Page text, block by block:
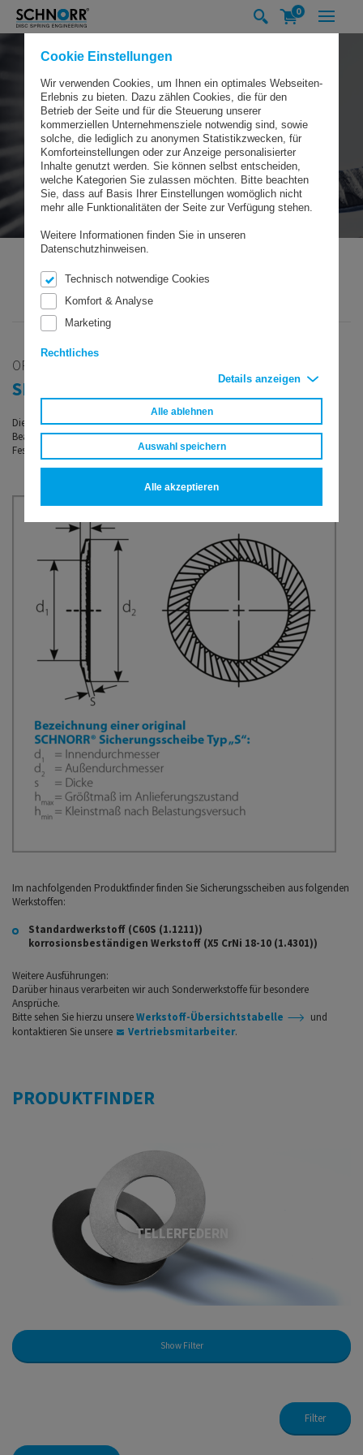
Cookie Einstellungen
Wir verwenden Cookies, um Ihnen ein optimales Webseiten-
Erlebnis zu bieten. Dazu zählen Cookies, die für den
Betrieb der Seite und für die Steuerung unserer
kommerziellen Unternehmensziele notwendig sind, sowie
solche, die lediglich zu anonymen Statistikzwecken, für
Komforteinstellungen oder zur Anzeige personalisierter
Inhalte genutzt werden. Sie können selbst entscheiden,
welche Kategorien Sie zulassen möchten. Bitte beachten
Sie, dass auf Basis Ihrer Einstellungen womöglich nicht
mehr alle Funktionalitäten der Seite zur Verfügung stehen.
Weitere Informationen finden Sie in unseren
Datenschutzhinweisen.
Technisch notwendige Cookies
Komfort & Analyse
Marketing
Rechtliches
Details anzeigen
Alle ablehnen
Auswahl speichern
Alle akzeptieren
0
PRODUKTE
SICHERUNGSSCHEIBE TYP „S”
ORIGINAL SCHNORR®
SICHERUNGSSCHEIBE TYP „S”
Die original SCHNORR® Sicherungsscheibe Typ „S“ ist für normale
Beanspruchung geeignet und für Schrauben von M 1,6 bis M 36 (bis
Festigkeitsklasse 8.8) verfügbar.
Im nachfolgenden Produktfinder finden Sie Sicherungsscheiben aus folgenden
Werkstoffen:
Standardwerkstoff (C60S (1.1211))
korrosionsbeständigen Werkstoff (X5 CrNi 18-10 (1.4301))
Weitere Ausführungen:
Darüber hinaus verarbeiten wir auch Sonderwerkstoffe für besondere
Ansprüche.
Bitte sehen Sie hierzu unsereWerkstoff-Übersichtstabelle
und
kontaktieren Sie unsere
Vertriebsmitarbeiter.
PRODUKTFINDER
TELLERFEDERN
Show Filter
Filter